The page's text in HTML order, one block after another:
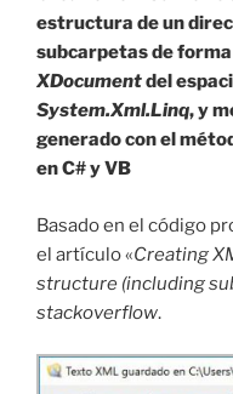
estructura de un
subcarpetas de
XDocumentdel
System.Xml.Linq, y
generado con el
en C# y VB
Basado en el código
el artículo «Creating
structure (including
stackoverflow.